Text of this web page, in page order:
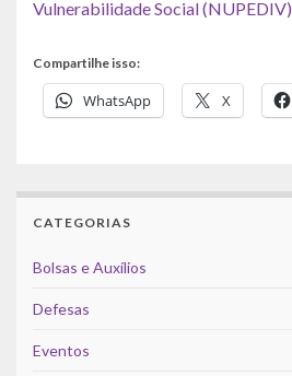
Vulnerabilidade Social (NUPEDIV)
Compartilhe isso:
WhatsApp X
CATEGORIAS
Bolsas e Auxílios
Defesas
Eventos